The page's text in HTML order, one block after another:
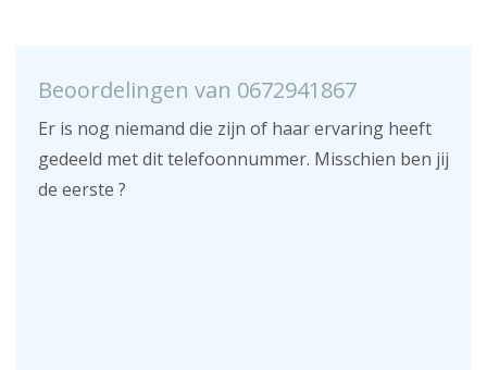
Beoordelingen van 0672941867
Er is nog niemand die zijn of haar ervaring heeft
gedeeld met dit telefoonnummer. Misschien ben jij
de eerste ?